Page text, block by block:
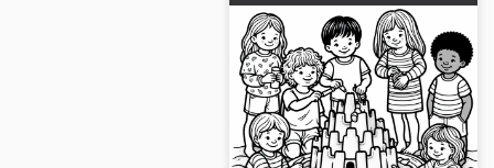
Les enfants décorent
leur château de sable
avec des coquillages et
des pierres - Image à
colorier gratuite
Crée des châteaux de sable
créatifs avec notre image à
colorier gratuite. Les enfants